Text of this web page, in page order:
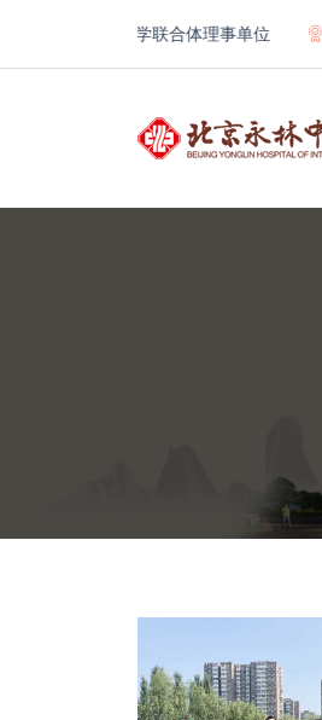
院骨科教学联合体理事单位 大兴